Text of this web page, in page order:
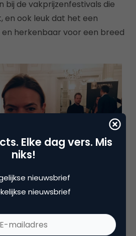
bij de vakprijzenfestivals die
en ook leuk dat het een
herkenbaar voor een breed
zijn nóg brakker
Elke dag vers. Mis
niks!
nieuwsbrief
nieuwsbrief